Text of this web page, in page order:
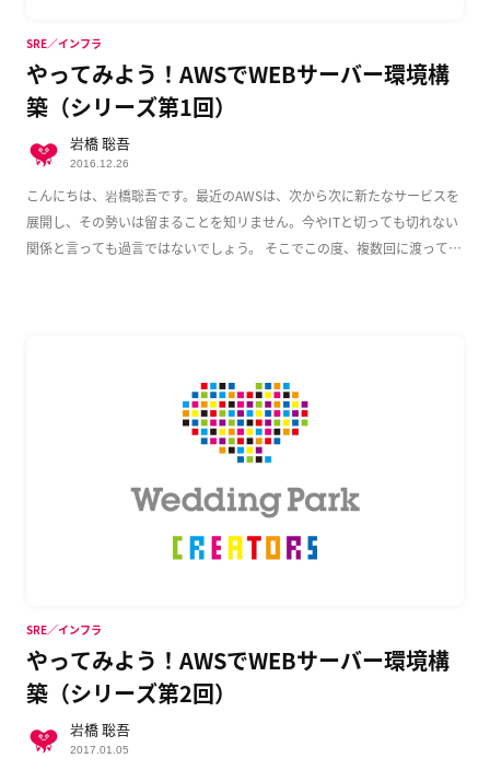
やってみよう！AWSでWEBサーバー環境構
築（シリーズ第1回）
こんにちは、岩橋聡吾です。最近のAWSは、次から次に新たなサービスを
展開し、その勢いは留まることを知リません。今やITと切っても切れない
関係と言っても過言ではないでしょう。 そこでこの度、複数回に渡って
SRE／インフラ
岩橋 聡吾
2016.12.26
やってみよう！AWSでWEBサーバー環境構
築（シリーズ第2回）
SRE／インフラ
岩橋 聡吾
2017.01.05